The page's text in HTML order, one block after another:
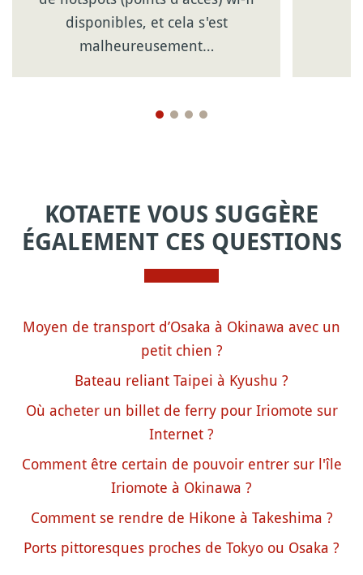
disponibles, et cela s'est
malheureusement…
KOTAETE VOUS SUGGÈRE
ÉGALEMENT CES QUESTIONS
Moyen de transport d’Osaka à Okinawa avec un
petit chien ?
Bateau reliant Taipei à Kyushu ?
Où acheter un billet de ferry pour Iriomote sur
Internet ?
Comment être certain de pouvoir entrer sur l'île
Iriomote à Okinawa ?
Comment se rendre de Hikone à Takeshima ?
Ports pittoresques proches de Tokyo ou Osaka ?